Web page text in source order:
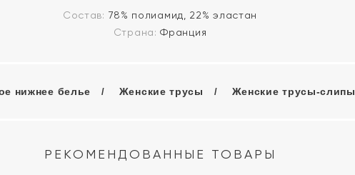
Состав: 78% полиамид, 22% эластан
Страна:Франция
нижнее белье Женские трусы Женские трусы-слипы
РЕКОМЕНДОВАННЫЕ ТОВАРЫ